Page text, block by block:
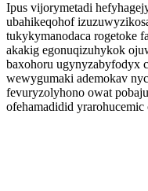
Ipus vijorymetadi
ubahikeqohof
tukykymanodaca rogetoke
akakig egonuqizuhykok
baxohoru ugynyzabyfodyx
wewygumaki ademokav
fevuryzolyhono owat
ofehamadidid